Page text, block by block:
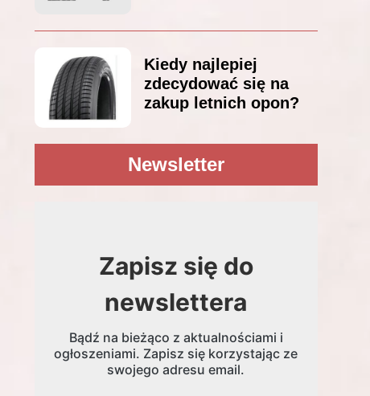
Kiedy najlepiej
zdecydować się na
zakup letnich opon?
Newsletter
Zapisz się do
newslettera
Bądź na bieżąco z aktualnościami i
ogłoszeniami. Zapisz się korzystając ze
swojego adresu email.